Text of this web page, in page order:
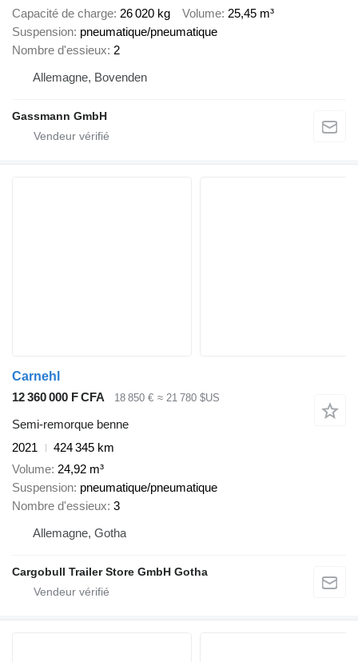
Capacité de charge 26 020 kg Volume 25,45 m³
Suspension pneumatique/pneumatique
Nombre d'essieux 2
Allemagne, Bovenden
Gassmann GmbH
Carnehl
12 360 000 F CFA
18 850 € ≈ 21 780 $US
Semi-remorque benne
2021
424 345 km
Volume 24,92 m³
Suspension pneumatique/pneumatique
Nombre d'essieux 3
Allemagne, Gotha
Cargobull Trailer Store GmbH Gotha